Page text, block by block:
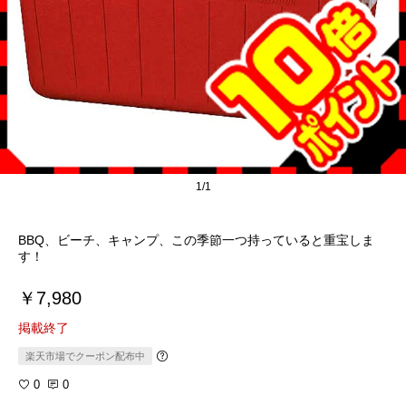
1/1
BBQ、ビーチ、キャンプ、この季節一つ持っていると重宝しま
す！
￥7,980
掲載終了
楽天市場でクーポン配布中
0 0